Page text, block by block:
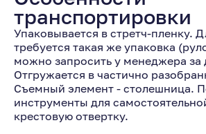
транспортировки
Упаковывается в стретч-пленку.
требуется такая же упаковка
можно запросить у менеджера за
Отгружается в частично
Съемный элемент - столешница.
инструменты для
крестовую отвертку.